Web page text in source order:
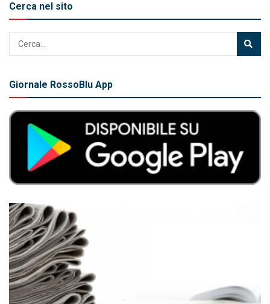
Cerca nel sito
Giornale RossoBlu App